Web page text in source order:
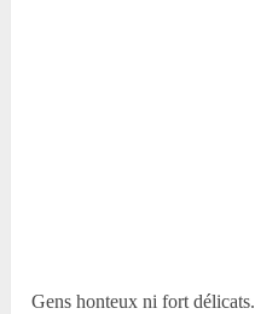
Gens honteux ni fort délicats.